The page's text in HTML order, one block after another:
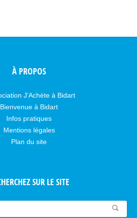
À PROPOS
J’Achète à Bidart
Bienvenue à Bidart
Infos pratiques
Mentions légales
Plan du site
SUR LE SITE